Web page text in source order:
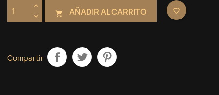
 AÑADIR AL CARRITO favorite_border
Compartir